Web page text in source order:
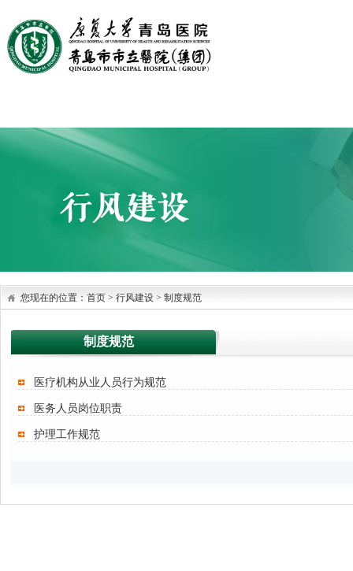
您现在的位置： 首页 > 行风建设 > 制度规范
制度规范
医疗机构从业人员行为规范
医务人员岗位职责
护理工作规范